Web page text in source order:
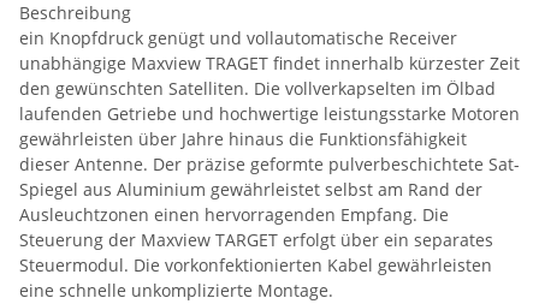
Beschreibung
ein Knopfdruck genügt und vollautomatische Receiver
unabhängige Maxview TRAGET findet innerhalb kürzester Zeit
den gewünschten Satelliten. Die vollverkapselten im Ölbad
laufenden Getriebe und hochwertige leistungsstarke Motoren
gewährleisten über Jahre hinaus die Funktionsfähigkeit
dieser Antenne. Der präzise geformte pulverbeschichtete Sat-
Spiegel aus Aluminium gewährleistet selbst am Rand der
Ausleuchtzonen einen hervorragenden Empfang. Die
Steuerung der Maxview TARGET erfolgt über ein separates
Steuermodul. Die vorkonfektionierten Kabel gewährleisten
eine schnelle unkomplizierte Montage.